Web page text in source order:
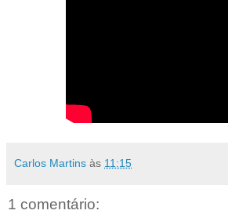
Carlos Martins às 11:15
1 comentário: